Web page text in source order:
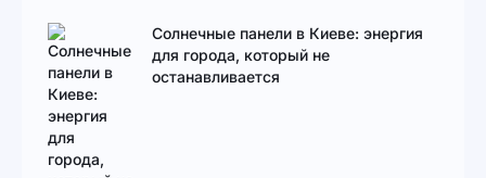
Солнечные панели в Киеве: энергия
для города, который не
останавливается